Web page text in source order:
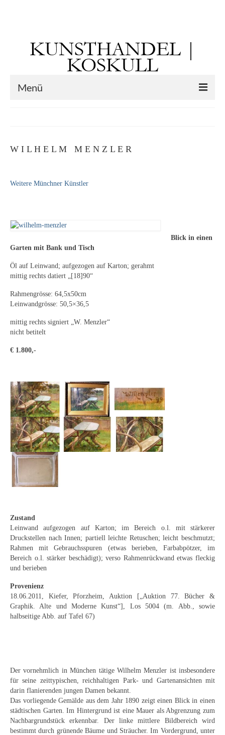
KUNSTHANDEL |
KOSKULL
Menü
– 02.06.1851 ebd.)
Leonhard Heinrich Hessel
George Paice
Johann Georg Strobel
Ludwig Martin Wilberg
Weitere Künstler nach 1945
Kunst 1900-1945
Erich Hartmann
Wilhelm von Hillern-Flinsch
Karl Otto Hy
Emma Joos
Paul Segieth
Kunst nach 1945
Helmut Diekmann
August Lange-Brock
Ludwig (Luis) Neu
Curt Wittenbecher
Weitere Künstler nach 1945
Unbekannt
W I L H E L M M E N Z L E R
Weitere Münchner Künstler
Blick in einen
Garten mit Bank und Tisch
Öl auf Leinwand; aufgezogen auf Karton; gerahmt
mittig rechts datiert „[18]90“
Rahmengrösse: 64,5x50cm
Leinwandgrösse: 50,5×36,5
mittig rechts signiert „W. Menzler“
nicht betitelt
€ 1.800,-
Zustand
Leinwand aufgezogen auf Karton; im Bereich o.l. mit stärkerer
Druckstellen nach Innen; partiell leichte Retuschen; leicht beschmutzt;
Rahmen mit Gebrauchsspuren (etwas berieben, Farbabpötzer, im
Bereich o.l. stärker beschädigt); verso Rahmenrückwand etwas fleckig
und berieben
Provenienz
18.06.2011, Kiefer, Pforzheim, Auktion [„Auktion 77. Bücher &
Graphik. Alte und Moderne Kunst“], Los 5004 (m. Abb., sowie
halbseitige Abb. auf Tafel 67)
Der vornehmlich in München tätige Wilhelm Menzler ist insbesondere
für seine zeittypischen, reichhaltigen Park- und Gartenansichten mit
darin flanierenden jungen Damen bekannt.
Das vorliegende Gemälde aus dem Jahr 1890 zeigt einen Blick in einen
städtischen Garten. Im Hintergrund ist eine Mauer als Abgrenzung zum
Nachbargrundstück erkennbar. Der linke mittlere Bildbereich wird
bestimmt durch grünende Bäume und Sträucher. Im Vordergrund, unter